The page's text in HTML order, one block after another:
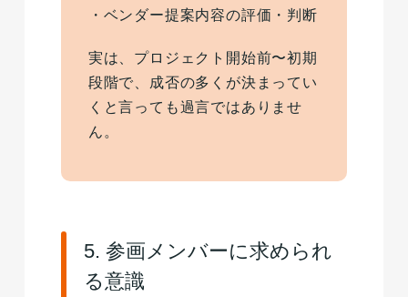
・ベンダー提案内容の評価・判断
実は、プロジェクト開始前〜初期
段階で、成否の多くが決まってい
くと言っても過言ではありませ
ん。
5. 参画メンバーに求められ
る意識